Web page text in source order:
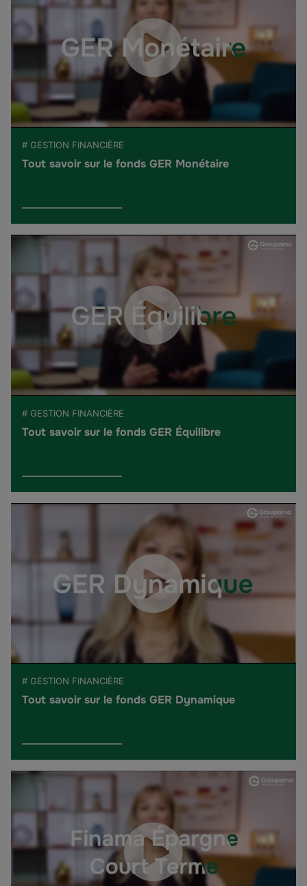
# GESTION FINANCIÈRE
Tout savoir sur le fonds GER Monétaire
# GESTION FINANCIÈRE
Tout savoir sur le fonds GER Équilibre
# GESTION FINANCIÈRE
Tout savoir sur le fonds GER Dynamique